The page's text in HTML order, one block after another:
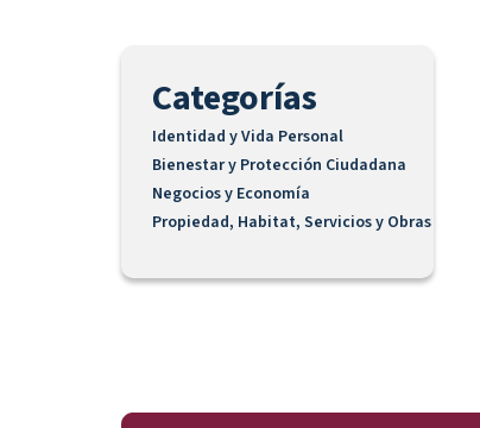
Categorías
Identidad y Vida Personal
Bienestar y Protección Ciudadana
Negocios y Economía
Propiedad, Habitat, Servicios y Obras